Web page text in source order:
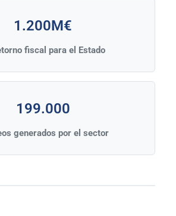
1.200M€
fiscal para el Estado
199.000
generados por el sector